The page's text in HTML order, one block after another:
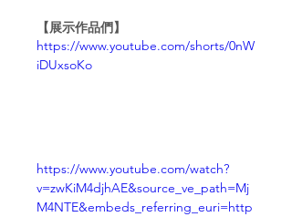
【展示作品們】
https://www.youtube.com/shorts/0nW
iDUxsoKo
https://www.youtube.com/watch?
v=zwKiM4djhAE&source_ve_path=Mj
M4NTE&embeds_referring_euri=http